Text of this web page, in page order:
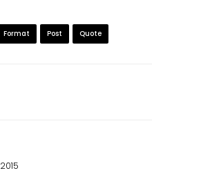
Format Post Quote
2015